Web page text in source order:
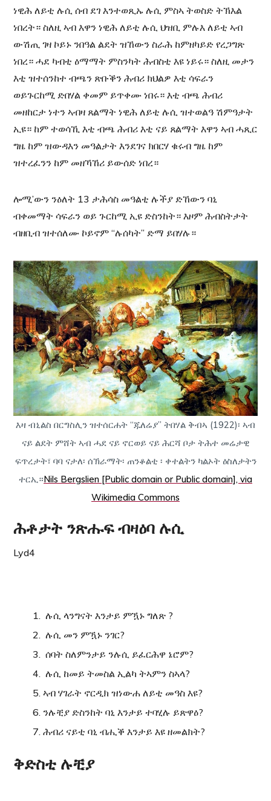
ነዊሕ ​​ለይቲ ሉሲ ሰብ ደገ እንተወጺኡ ሉሲ ምስኣ ትወስድ ትኽእል
ነበረት። ስለዚ ኣብ እዋን ነዊሕ ለይቲ ሉሲ ህዝቢ ምሉእ ለይቲ ኣብ
ውሽጢ ገዛ ኮይኑ ንበዓል ልደት ዝኸውን ስራሕ ከምዘካይድ የረጋግጽ
ነበረ። ሓደ ካብቲ ዕማማት ምስንካት ሕብስቲ እዩ ነይሩ። ስለዚ መታን
እቲ ዝተሰንከተ ብጫን ጽቡቕን ሕብሪ ክህልዎ እቲ ሳፍራን
ወይጉርከሚ ድበሃል ቀመም ይጥቀሙ ነበሩ። እቲ ብጫ ሕብሪ
መዘከርታ ነተን ኣብዛ ጸልማት ነዊሕ ​​ለይቲ ሉሲ ዝተወልዓ ሽምዓታት
ኢዩ። ከም ተወሳኺ እቲ ብጫ ሕብሪ እቲ ናይ ጸልማት እዋን ኣብ ሓጺር
ግዜ ከም ዝውዳእን መዓልታት እንደገና ክበርሃ ቁሩብ ግዜ ከም
ዝተረፈንን ከም መዘኻኸሪ ይውሰድ ነበረ።
ሎሚ’ውን ንዕለት 13 ታሕሳስ መዓልቲ ሉችያ ድኸውን ባኒ
ብቀመማት ሳፍራን ወይ ጉርከሚ ኢዩ ድስንከት። እዞም ሕብስትታት
ብዘቢብ ዝተሰለሙ ኮይኖም “ሉሰካት” ድማ ይበሃሉ።
እዛ ብኒልስ በርግስሊን ዝተሰርሐት “ጁለሬያ” ትበሃል ቅብኣ (1922)፡ ኣብ
ናይ ልደት ምሸት ኣብ ሓደ ናይ ኖርወይ ናይ ሕርሻ ቦታ ትሕተ መሬታዊ
ፍጥረታት፣ ባባ ናታለ፡ ሰኽራማት፡ ጠንቆልቲ ፡ ቀተልትን ካልኦት ዕስለታትን
ተርኢ።Nils Bergslien [Public domain or Public domain], via
Wikimedia Commons
ሕቶታት ንጽሑፍ ብዛዕባ ሉሲ
Lyd4
ሉሲ ላንግናት እንታይ ምዃኑ ግለጽ ?
ሉሲ መን ምዃኑ ንገር?
ሰባት ስለምንታይ ንሉሲ ይፈርሕዋ ኔሮም?
ሉሲ ከመይ ትመስል ኢልካ ትኣምን ስኣላ?
ኣብ ሃገራት ኖርዲክ ዝነውሐ ለይቲ መዓስ እዩ?
ንሉቺያ ድስንከት ባኒ እንታይ ተባሂሉ ይጽዋዕ?
ሕብሪ ናይቲ ባኒ ብሒቕ እንታይ እዩ ዘመልክት?
ቅድስቲ ሉቺያ